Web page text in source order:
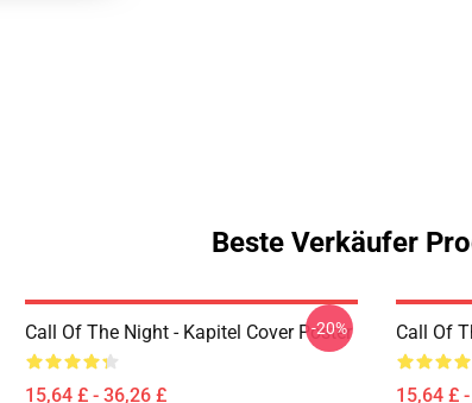
Beste Verkäufer
Call Of The Night - Kapitel Cover Poster
15,64 £ - 36,26 £
-20% Call Of
15,64 £